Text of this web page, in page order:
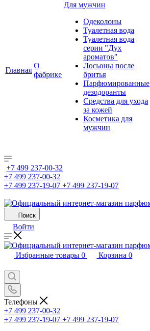
Главная
О
фабрике
Для мужчин
Одеколоны
Туалетная вода
Туалетная вода
серии "Дух
ароматов"
Лосьоны после
бритья
Парфюмированные
дезодоранты
Средства для ухода
за кожей
Косметика для
мужчин
+7 499 237-00-32
+7 499 237-00-32
+7 499 237-19-07 +7 499 237-19-07
Поиск
Войти
Избранные товары 0 Корзина 0
Телефоны
+7 499 237-00-32
+7 499 237-19-07 +7 499 237-19-07